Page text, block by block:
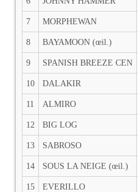
7 MORPHEWAN
8 BAYAMOON (œil.)
9 SPANISH BREEZE CEN
10 DALAKIR
11 ALMIRO
12 BIG LOG
13 SABROSO
14 SOUS LA NEIGE (œil.)
15 EVERILLO